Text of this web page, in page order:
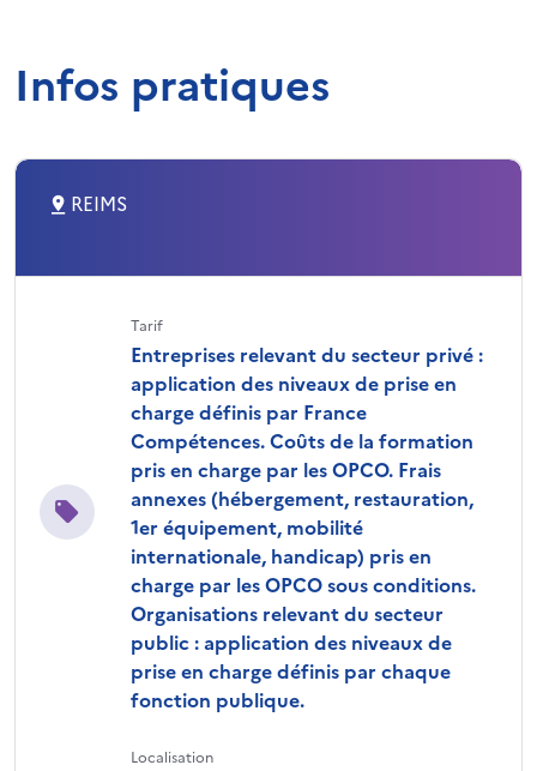
Infos pratiques
REIMS
Tarif
Entreprises relevant du secteur privé :
application des niveaux de prise en
charge définis par France
Compétences. Coûts de la formation
pris en charge par les OPCO. Frais
annexes (hébergement, restauration,
1er équipement, mobilité
internationale, handicap) pris en
charge par les OPCO sous conditions.
Organisations relevant du secteur
public : application des niveaux de
prise en charge définis par chaque
fonction publique.
Localisation